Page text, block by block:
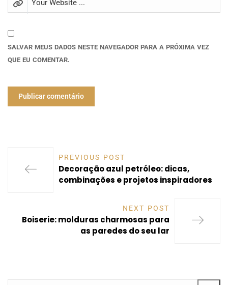
SALVAR MEUS DADOS NESTE NAVEGADOR PARA A PRÓXIMA VEZ
QUE EU COMENTAR.
PREVIOUS POST
Decoração azul petróleo: dicas,
combinações e projetos inspiradores
NEXT POST
Boiserie: molduras charmosas para
as paredes do seu lar